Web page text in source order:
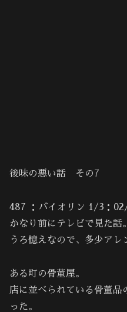
後味の悪い話 その7
487 ：バイオリン 1/3：
かなり前にテレビで見た話。
うろ憶えなので、多少アレ
ある町の骨董屋。
店に並べられている骨董品
った。